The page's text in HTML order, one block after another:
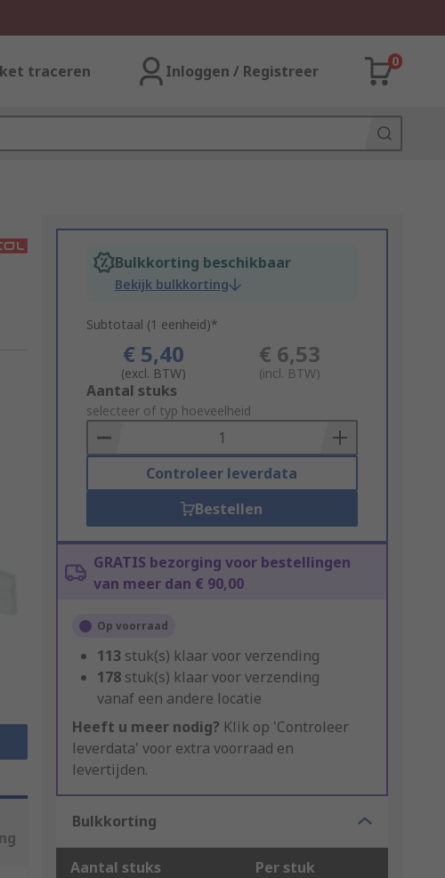
traceren Inloggen / Registreer
0
Bulkkorting beschikbaar
Bekijk bulkkorting
Subtotaal (1 eenheid)*
€ 5,40
(excl. BTW)
€ 6,53
(incl. BTW)
Add
to
Basket
Aantal stuks
selecteer of typ hoeveelheid
Controleer leverdata
Bestellen
GRATIS bezorging voor bestellingen
van meer dan € 90,00
Op voorraad
113 stuk(s) klaar voor verzending
178 stuk(s) klaar voor verzending
vanaf een andere locatie
Heeft u meer nodig? Klik op 'Controleer
leverdata' voor extra voorraad en
levertijden.
Bulkkorting
Aantal stuks Per stuk